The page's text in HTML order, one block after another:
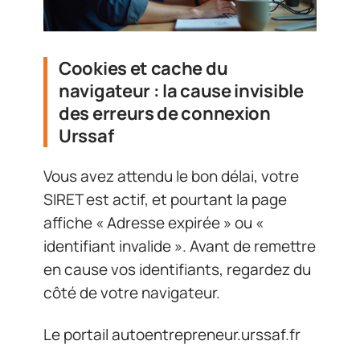
Cookies et cache du
navigateur : la cause invisible
des erreurs de connexion
Urssaf
Vous avez attendu le bon délai, votre
SIRET est actif, et pourtant la page
affiche « Adresse expirée » ou «
identifiant invalide ». Avant de remettre
en cause vos identifiants, regardez du
côté de votre navigateur.
Le portail autoentrepreneur.urssaf.fr